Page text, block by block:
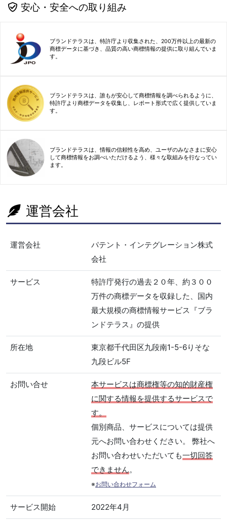
安心・安全への取り組み
ブランドテラスは、特許庁より収集された、200万件以上の最新の
商標データに基づき、品質の高い商標情報の提供に取り組んでいま
す。
ブランドテラスは、誰もが安心して商標情報を調べられるように、
特許庁より商標データを収集し、レポート形式で広く提供していま
す。
ブランドテラスは、情報の信頼性を高め、ユーザのみなさまに安心
して商標情報をお調べいただけるよう、様々な取組みを行なってい
ます。
運営会社
運営会社
パテント・インテグレーション株式
会社
サービス
特許庁発行の過去２０年、約３００
万件の商標データを収録した、国内
最大規模の商標情報サービス『ブラ
ンドテラス』の提供
所在地
東京都千代田区九段南1-5-6りそな
九段ビル5F
お問い合せ
本サービスは商標権等の知的財産権
に関する情報を提供するサービスで
す。
個別商品、サービスについては提供
元へお問い合わせください。 弊社へ
お問い合わせいただいても一切回答
できません。
※お問い合わせフォーム
サービス開始 2022年4月